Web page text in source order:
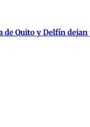
Quito y Delfín